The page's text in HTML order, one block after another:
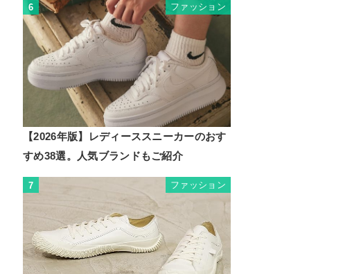
6 ファッション
【2026年版】レディーススニーカーのおす
すめ38選。人気ブランドもご紹介
7 ファッション